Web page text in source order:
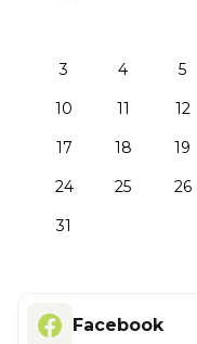
3
4 5
10
11 12
17
18 19
24
25 26
31
Facebook